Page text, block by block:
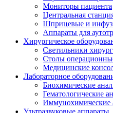
Мониторы пациента
Центральная
Шприцевые и
Аппараты для
Хирургическое
Светильники
Столы
Медицинские
Лабораторное
Биохимические
Гематологические
Иммунохимические
Ультразвуковые аппараты